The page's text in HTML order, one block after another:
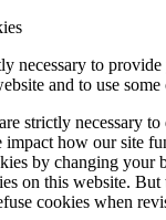
necessary to
and to use some
strictly necessary
how our site
by changing your
on this website.
cookies when